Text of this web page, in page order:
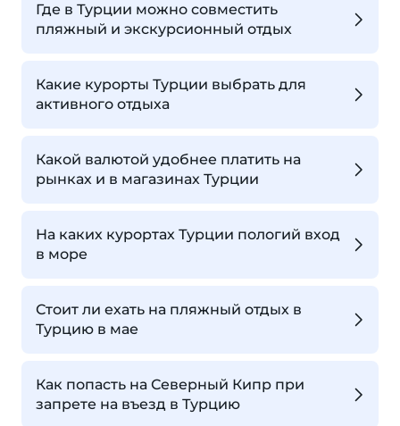
Где в Турции можно совместить
пляжный и экскурсионный отдых
Какие курорты Турции выбрать для
активного отдыха
Какой валютой удобнее платить на
рынках и в магазинах Турции
На каких курортах Турции пологий вход
в море
Стоит ли ехать на пляжный отдых в
Турцию в мае
Как попасть на Северный Кипр при
запрете на въезд в Турцию